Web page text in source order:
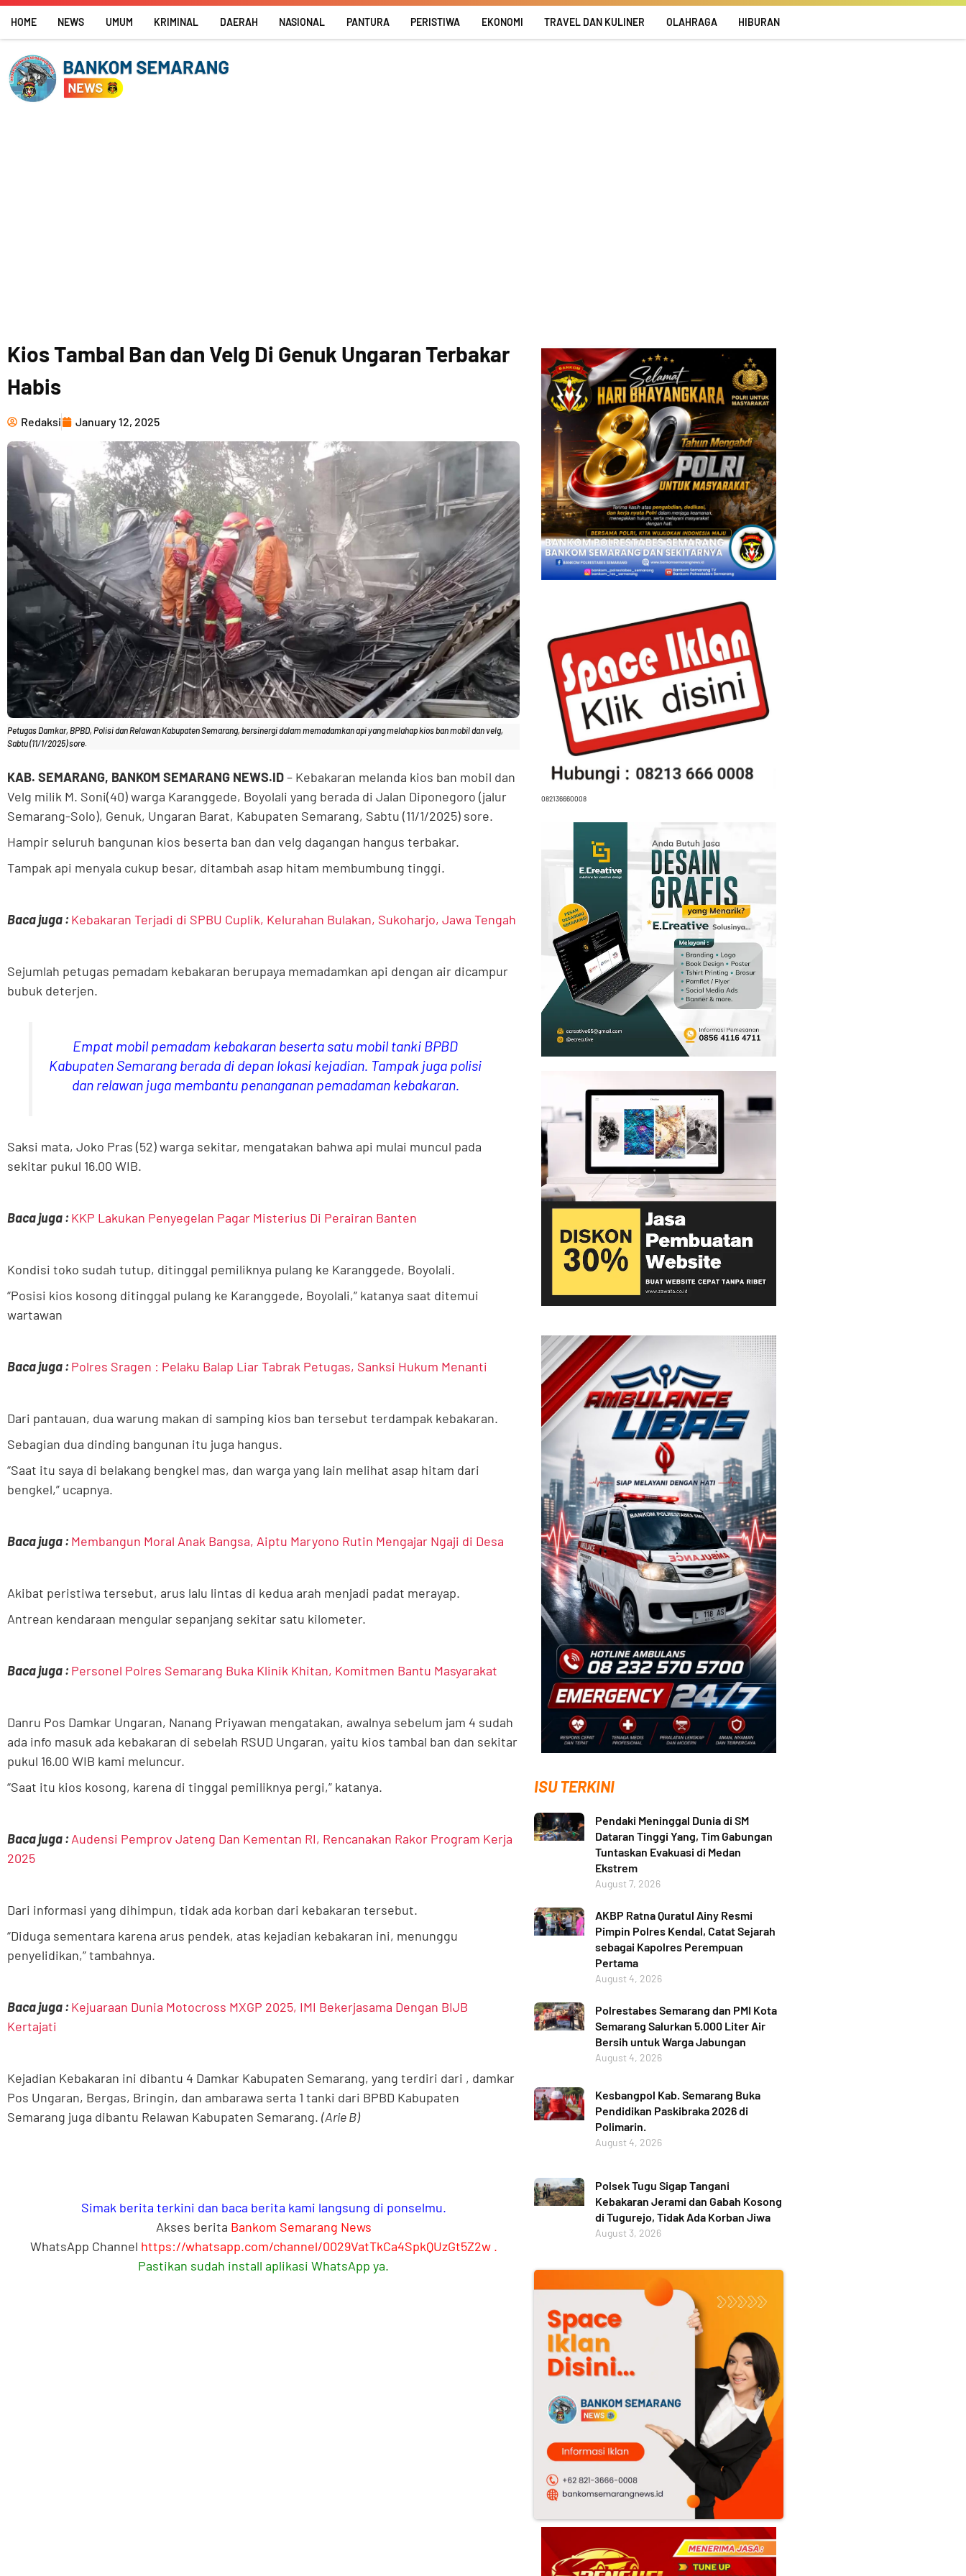
Skip
content
HOME NEWS UMUM KRIMINAL DAERAH NASIONAL PANTURA PERISTIWA EKONOMI TRAVEL DAN KULINER OLAHRAGA HIBURAN
Kios Tambal Ban dan Velg Di Genuk Ungaran Terbakar
Habis
Redaksi January 12, 2025
Petugas Damkar, BPBD, Polisi dan Relawan Kabupaten Semarang, bersinergi dalam memadamkan api yang melahap kios ban mobil dan velg,
Sabtu (11/1/2025) sore.
KAB. SEMARANG, BANKOM SEMARANG NEWS.ID– Kebakaran melanda kios ban mobil dan
Velg milik M. Soni(40) warga Karanggede, Boyolali yang berada di Jalan Diponegoro (jalur
Semarang-Solo), Genuk, Ungaran Barat, Kabupaten Semarang, Sabtu (11/1/2025) sore.
Hampir seluruh bangunan kios beserta ban dan velg dagangan hangus terbakar.
Tampak api menyala cukup besar, ditambah asap hitam membumbung tinggi.
Baca juga : Kebakaran Terjadi di SPBU Cuplik, Kelurahan Bulakan, Sukoharjo, Jawa Tengah
Sejumlah petugas pemadam kebakaran berupaya memadamkan api dengan air dicampur
bubuk deterjen.
Empat mobil pemadam kebakaran beserta satu mobil tanki BPBD
Kabupaten Semarang berada di depan lokasi kejadian. Tampak juga polisi
dan relawan juga membantu penanganan pemadaman kebakaran.
Saksi mata, Joko Pras (52) warga sekitar, mengatakan bahwa api mulai muncul pada
sekitar pukul 16.00 WIB.
Baca juga : KKP Lakukan Penyegelan Pagar Misterius Di Perairan Banten
Kondisi toko sudah tutup, ditinggal pemiliknya pulang ke Karanggede, Boyolali.
“Posisi kios kosong ditinggal pulang ke Karanggede, Boyolali,” katanya saat ditemui
wartawan
Baca juga : Polres Sragen : Pelaku Balap Liar Tabrak Petugas, Sanksi Hukum Menanti
Dari pantauan, dua warung makan di samping kios ban tersebut terdampak kebakaran.
Sebagian dua dinding bangunan itu juga hangus.
“Saat itu saya di belakang bengkel mas, dan warga yang lain melihat asap hitam dari
bengkel,” ucapnya.
Baca juga : Membangun Moral Anak Bangsa, Aiptu Maryono Rutin Mengajar Ngaji di Desa
Akibat peristiwa tersebut, arus lalu lintas di kedua arah menjadi padat merayap.
Antrean kendaraan mengular sepanjang sekitar satu kilometer.
Baca juga : Personel Polres Semarang Buka Klinik Khitan, Komitmen Bantu Masyarakat
Danru Pos Damkar Ungaran, Nanang Priyawan mengatakan, awalnya sebelum jam 4 sudah
ada info masuk ada kebakaran di sebelah RSUD Ungaran, yaitu kios tambal ban dan sekitar
pukul 16.00 WIB kami meluncur.
“Saat itu kios kosong, karena di tinggal pemiliknya pergi,” katanya.
Baca juga : Audensi Pemprov Jateng Dan Kementan RI, Rencanakan Rakor Program Kerja
2025
Dari informasi yang dihimpun, tidak ada korban dari kebakaran tersebut.
“Diduga sementara karena arus pendek, atas kejadian kebakaran ini, menunggu
penyelidikan,” tambahnya.
Baca juga : Kejuaraan Dunia Motocross MXGP 2025, IMI Bekerjasama Dengan BIJB
Kertajati
Kejadian Kebakaran ini dibantu 4 Damkar Kabupaten Semarang, yang terdiri dari , damkar
Pos Ungaran, Bergas, Bringin, dan ambarawa serta 1 tanki dari BPBD Kabupaten
Semarang juga dibantu Relawan Kabupaten Semarang. (Arie B)
Simak berita terkini dan baca berita kami langsung di ponselmu.
Akses berita Bankom Semarang News
WhatsApp Channel https://whatsapp.com/channel/0029VatTkCa4SpkQUzGt5Z2w.
Pastikan sudah install aplikasi WhatsApp ya.
082136660008
ISU TERKINI
Pendaki Meninggal Dunia di SM
Dataran Tinggi Yang, Tim Gabungan
Tuntaskan Evakuasi di Medan
Ekstrem
August 7, 2026
AKBP Ratna Quratul Ainy Resmi
Pimpin Polres Kendal, Catat Sejarah
sebagai Kapolres Perempuan
Pertama
August 4, 2026
Polrestabes Semarang dan PMI Kota
Semarang Salurkan 5.000 Liter Air
Bersih untuk Warga Jabungan
August 4, 2026
Kesbangpol Kab. Semarang Buka
Pendidikan Paskibraka 2026 di
Polimarin.
August 4, 2026
Polsek Tugu Sigap Tangani
Kebakaran Jerami dan Gabah Kosong
di Tugurejo, Tidak Ada Korban Jiwa
August 3, 2026